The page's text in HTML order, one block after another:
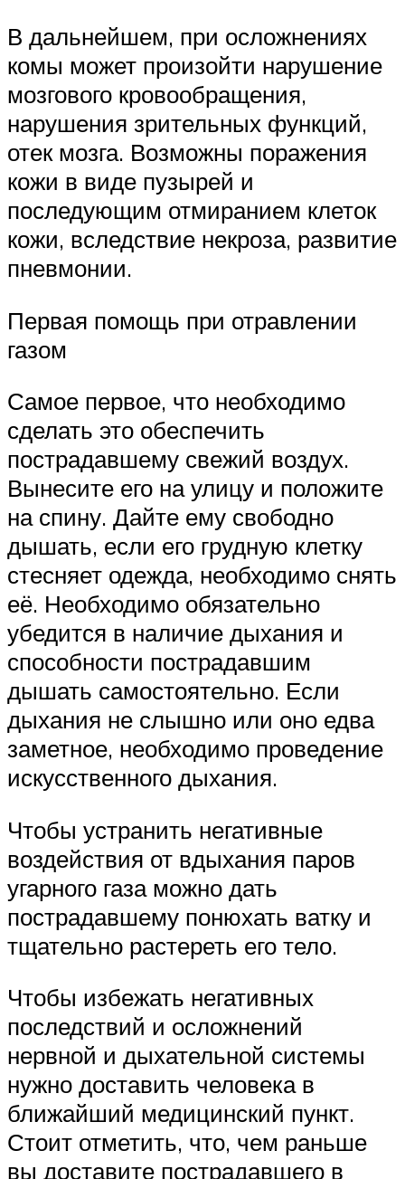
В дальнейшем, при осложнениях
комы может произойти нарушение
мозгового кровообращения,
нарушения зрительных функций,
отек мозга. Возможны поражения
кожи в виде пузырей и
последующим отмиранием клеток
кожи, вследствие некроза, развитие
пневмонии.
Первая помощь при отравлении
газом
Самое первое, что необходимо
сделать это обеспечить
пострадавшему свежий воздух.
Вынесите его на улицу и положите
на спину. Дайте ему свободно
дышать, если его грудную клетку
стесняет одежда, необходимо снять
её. Необходимо обязательно
убедится в наличие дыхания и
способности пострадавшим
дышать самостоятельно. Если
дыхания не слышно или оно едва
заметное, необходимо проведение
искусственного дыхания.
Чтобы устранить негативные
воздействия от вдыхания паров
угарного газа можно дать
пострадавшему понюхать ватку и
тщательно растереть его тело.
Чтобы избежать негативных
последствий и осложнений
нервной и дыхательной системы
нужно доставить человека в
ближайший медицинский пункт.
Стоит отметить, что, чем раньше
вы доставите пострадавшего в